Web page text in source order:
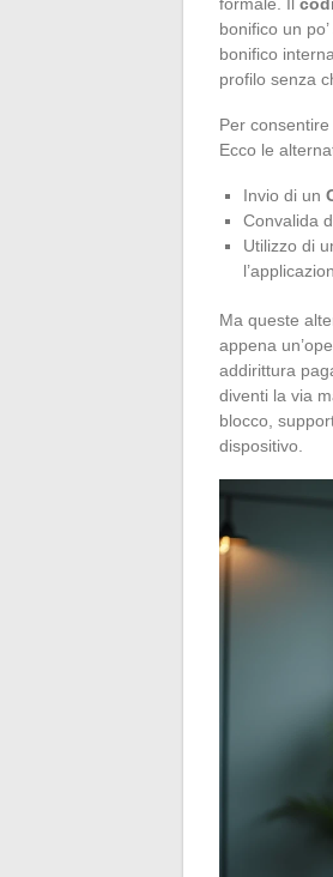
bonifico un
bonifico
profilo senza
Per
Ecco le
Invio di un
Convalida
Utilizzo di
Ma queste
appena
addirittura
diventi la via
blocco,
dispositivo.